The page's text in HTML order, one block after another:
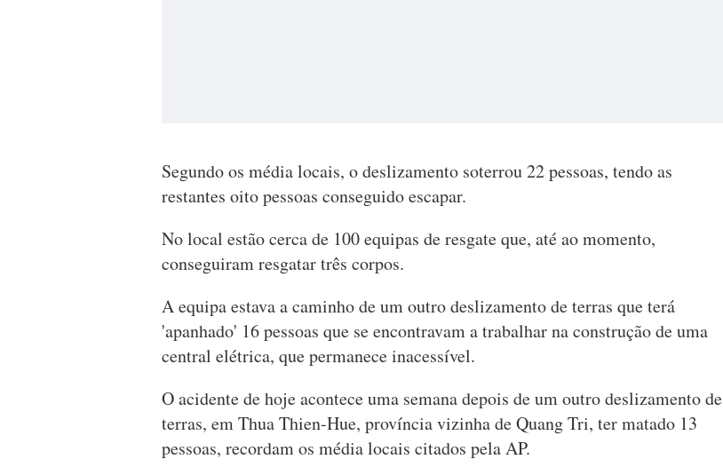
Segundo os média locais, o deslizamento soterrou 22 pessoas, tendo as
restantes oito pessoas conseguido escapar.
No local estão cerca de 100 equipas de resgate que, até ao momento,
conseguiram resgatar três corpos.
A equipa estava a caminho de um outro deslizamento de terras que terá
'apanhado' 16 pessoas que se encontravam a trabalhar na construção de uma
central elétrica, que permanece inacessível.
O acidente de hoje acontece uma semana depois de um outro deslizamento de
terras, em Thua Thien-Hue, província vizinha de Quang Tri, ter matado 13
pessoas, recordam os média locais citados pela AP.